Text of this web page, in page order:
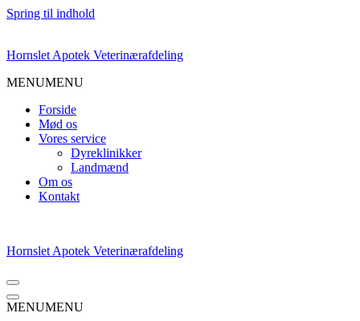
Spring til indhold
Hornslet Apotek Veterinærafdeling
MENUMENU
Forside
Mød os
Vores service
Dyreklinikker
Landmænd
Om os
Kontakt
Hornslet Apotek Veterinærafdeling
Navigation
menu
Navigation
menu
MENUMENU